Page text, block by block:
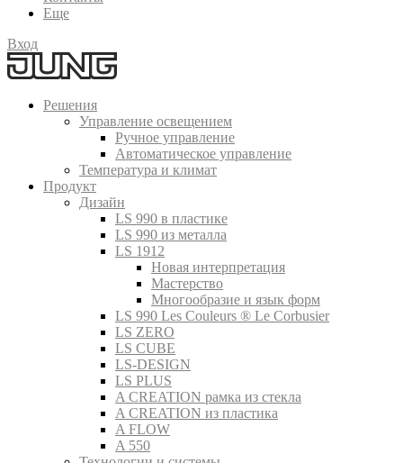
Еще
Вход
Решения
Управление освещением
Ручное управление
Автоматическое управление
Температура и климат
Продукт
Дизайн
LS 990 в пластике
LS 990 из металла
LS 1912
Новая интерпретация
Мастерство
Многообразие и язык форм
LS 990 Les Couleurs ® Le Corbusier
LS ZERO
LS CUBE
LS-DESIGN
LS PLUS
A CREATION рамка из стекла
A CREATION из пластика
A FLOW
A 550